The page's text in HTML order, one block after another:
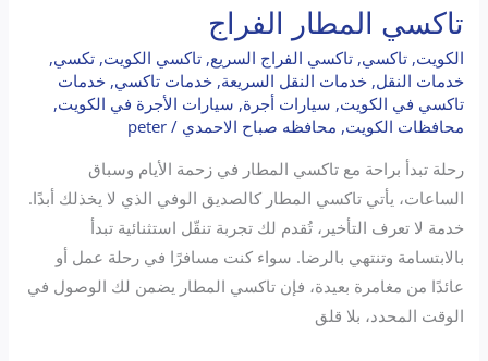
تاكسي المطار الفراج
الكويت,تاكسي,تاكسي الفراج السريع,تاكسي الكويت,تكسي,
خدمات النقل,خدمات النقل السريعة,خدمات تاكسي,خدمات
تاكسي في الكويت, سيارات أجرة, سيارات الأجرة في الكويت,
محافظات الكويت, محافظه صباح الاحمدي /
peter
رحلة تبدأ براحة مع تاكسي المطار في زحمة الأيام وسباق
الساعات، يأتي تاكسي المطار كالصديق الوفي الذي لا يخذلك أبدًا.
خدمة لا تعرف التأخير، تُقدم لك تجربة تنقّل استثنائية تبدأ
بالابتسامة وتنتهي بالرضا. سواء كنت مسافرًا في رحلة عمل أو
عائدًا من مغامرة بعيدة، فإن تاكسي المطار يضمن لك الوصول في
الوقت المحدد، بلا قلق